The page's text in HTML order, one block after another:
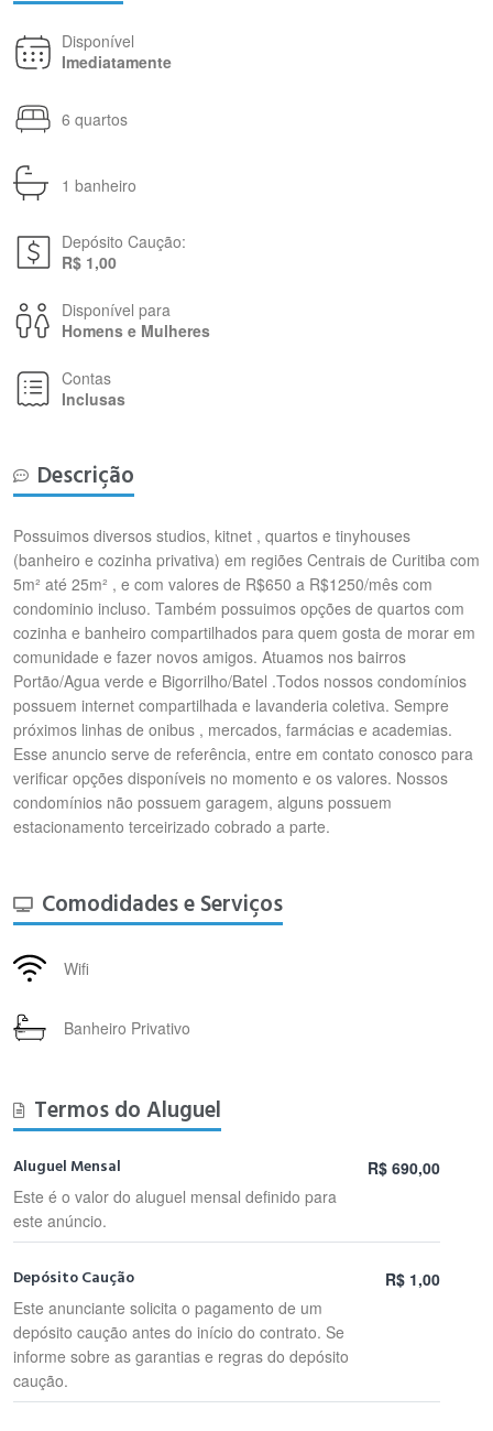
Disponível
Imediatamente
6 quartos
1 banheiro
Depósito Caução:
R$ 1,00
Disponível para
Homens e Mulheres
Contas
Inclusas
Descrição
Possuimos diversos studios, kitnet , quartos e tinyhouses
(banheiro e cozinha privativa) em regiões Centrais de Curitiba com
5m² até 25m² , e com valores de R$650 a R$1250/mês com
condominio incluso. Também possuimos opções de quartos com
cozinha e banheiro compartilhados para quem gosta de morar em
comunidade e fazer novos amigos. Atuamos nos bairros
Portão/Agua verde e Bigorrilho/Batel .Todos nossos condomínios
possuem internet compartilhada e lavanderia coletiva. Sempre
próximos linhas de onibus , mercados, farmácias e academias.
Esse anuncio serve de referência, entre em contato conosco para
verificar opções disponíveis no momento e os valores. Nossos
condomínios não possuem garagem, alguns possuem
estacionamento terceirizado cobrado a parte.
Comodidades e Serviços
Wifi
Banheiro Privativo
Termos do Aluguel
Aluguel Mensal
Este é o valor do aluguel mensal definido para
este anúncio.
R$ 690,00
Depósito Caução
Este anunciante solicita o pagamento de um
depósito caução antes do início do contrato. Se
informe sobre as garantias e regras do depósito
caução.
R$ 1,00